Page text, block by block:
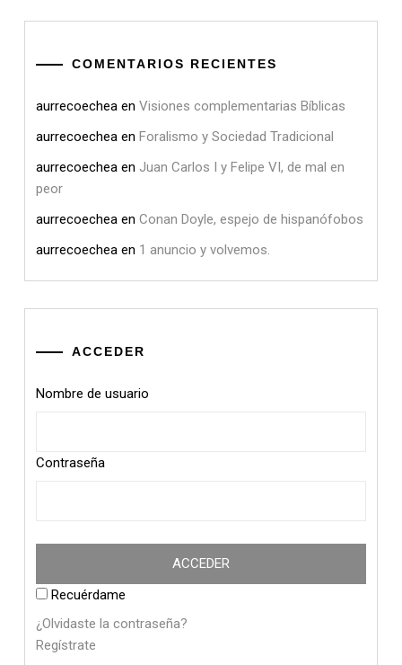
COMENTARIOS RECIENTES
aurrecoechea en Visiones complementarias Bíblicas
aurrecoechea en Foralismo y Sociedad Tradicional
aurrecoechea en Juan Carlos I y Felipe VI, de mal en
peor
aurrecoechea en Conan Doyle, espejo de hispanófobos
aurrecoechea en 1 anuncio y volvemos.
ACCEDER
Nombre de usuario
Contraseña
Recuérdame
¿Olvidaste la contraseña?
Regístrate